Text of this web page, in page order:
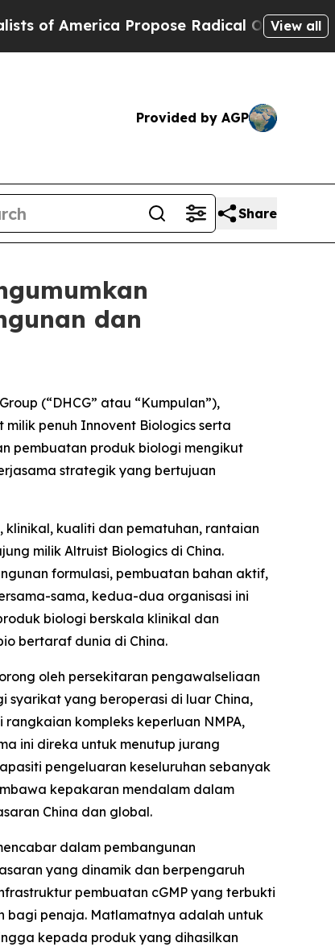
Propose Radical Overhaul of US
View all
Provided by AGP
Share
dan
(“DHCG” atau “Kumpulan”),
penuh Innovent Biologics serta
pembuatan produk biologi mengikut
strategik yang bertujuan
klinikal, kualiti dan pematuhan, rantaian
milik Altruist Biologics di China.
formulasi, pembuatan bahan aktif,
sama, kedua-dua organisasi ini
biologi berskala klinikal dan
bertaraf dunia di China.
oleh persekitaran pengawalseliaan
syarikat yang beroperasi di luar China,
kompleks keperluan NMPA,
ini direka untuk menutup jurang
pengeluaran keseluruhan sebanyak
kepakaran mendalam dalam
China dan global.
dalam pembangunan
yang dinamik dan berpengaruh
pembuatan cGMP yang terbukti
bagi penaja. Matlamatnya adalah untuk
kepada produk yang dihasilkan